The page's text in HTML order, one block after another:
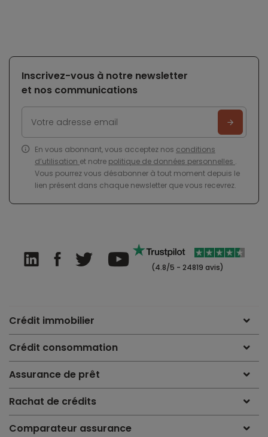
Inscrivez-vous à notre newsletter
et nos communications
En vous abonnant, vous acceptez nos conditions
d’utilisation et notre politique de données personnelles .
Vous pourrez vous désabonner à tout moment depuis le
lien présent dans chaque newsletter que vous recevrez.
(4.8/5 - 24819 avis)
Crédit immobilier
Crédit consommation
Assurance de prêt
Rachat de crédits
Comparateur assurance